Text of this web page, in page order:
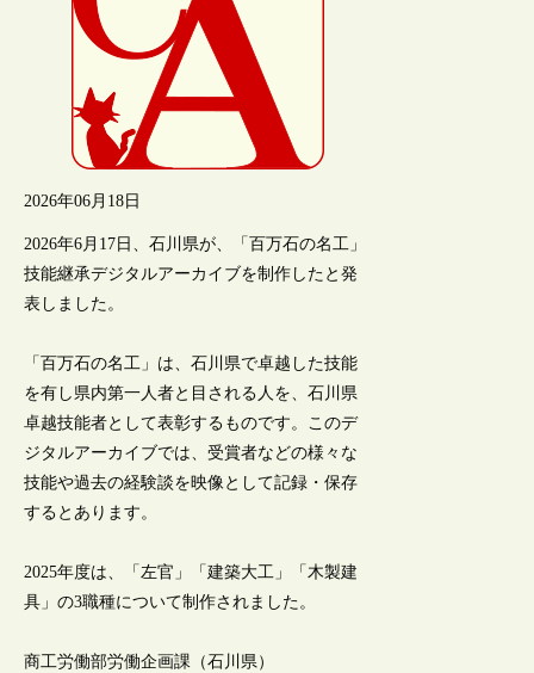
2026年06月18日
2026年6月17日、石川県が、「百万石の名工」
技能継承デジタルアーカイブを制作したと発
表しました。
「百万石の名工」は、石川県で卓越した技能
を有し県内第一人者と目される人を、石川県
卓越技能者として表彰するものです。このデ
ジタルアーカイブでは、受賞者などの様々な
技能や過去の経験談を映像として記録・保存
するとあります。
2025年度は、「左官」「建築大工」「木製建
具」の3職種について制作されました。
商工労働部労働企画課（石川県）